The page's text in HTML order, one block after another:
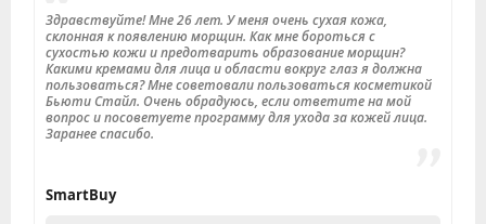
Здравствуйте! Мне 26 лет. У меня очень сухая кожа,
склонная к появлению морщин. Как мне бороться с
сухостью кожи и предотварить образование морщин?
Какими кремами для лица и области вокруг глаз я должна
пользоваться? Мне советовали пользоваться косметикой
Бьюти Стайл. Очень обрадуюсь, если ответите на мой
вопрос и посоветуете программу для ухода за кожей лица.
Заранее спасибо.
SmartBuy